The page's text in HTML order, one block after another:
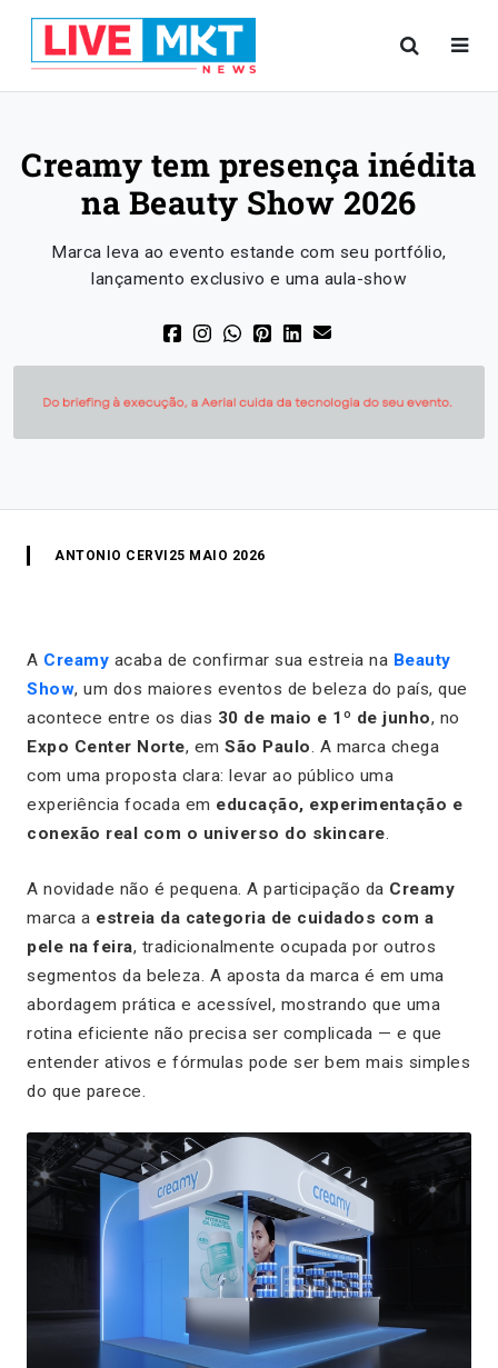
Creamy tem presença inédita
na Beauty Show 2026
Marca leva ao evento estande com seu portfólio,
lançamento exclusivo e uma aula-show
ANTONIO CERVI 25 MAIO 2026
A Creamy acaba de confirmar sua estreia na Beauty
Show, um dos maiores eventos de beleza do país, que
acontece entre os dias 30 de maio e 1º de junho, no
Expo Center Norte, em São Paulo. A marca chega
com uma proposta clara: levar ao público uma
experiência focada em educação, experimentação e
conexão real com o universo do skincare.
A novidade não é pequena. A participação da Creamy
marca a estreia da categoria de cuidados com a
pele na feira, tradicionalmente ocupada por outros
segmentos da beleza. A aposta da marca é em uma
abordagem prática e acessível, mostrando que uma
rotina eficiente não precisa ser complicada — e que
entender ativos e fórmulas pode ser bem mais simples
do que parece.